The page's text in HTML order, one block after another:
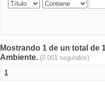
Mostrando 1 de un total de
Ambiente. (0.001 segundos)
1